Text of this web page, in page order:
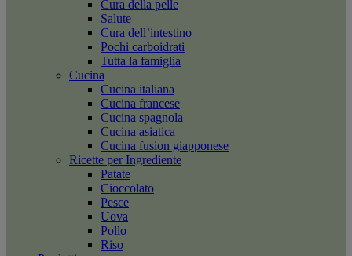
Cura della pelle
Salute
Cura dell’intestino
Pochi carboidrati
Tutta la famiglia
Cucina
Cucina italiana
Cucina francese
Cucina spagnola
Cucina asiatica
Cucina fusion giapponese
Ricette per Ingrediente
Patate
Cioccolato
Pesce
Uova
Pollo
Riso